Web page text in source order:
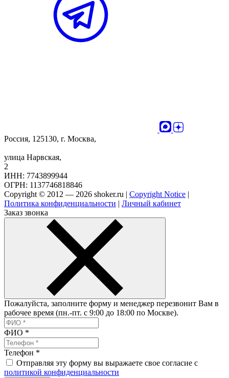
Россия, 125130, г. Москва,
улица Нарвская,
2
ИНН: 7743899944
ОГРН: 1137746818846
Copyright © 2012 — 2026 shoker.ru | Copyright Notice |
Политика конфиденциальности | Личный кабинет
Заказ звонка
Пожалуйста, заполните форму и менеджер перезвонит Вам в
рабочее время (пн.-пт. с 9:00 до 18:00 по Москве).
ФИО *
Телефон *
Отправляя эту форму вы выражаете свое согласие с
политикой конфиденциальности